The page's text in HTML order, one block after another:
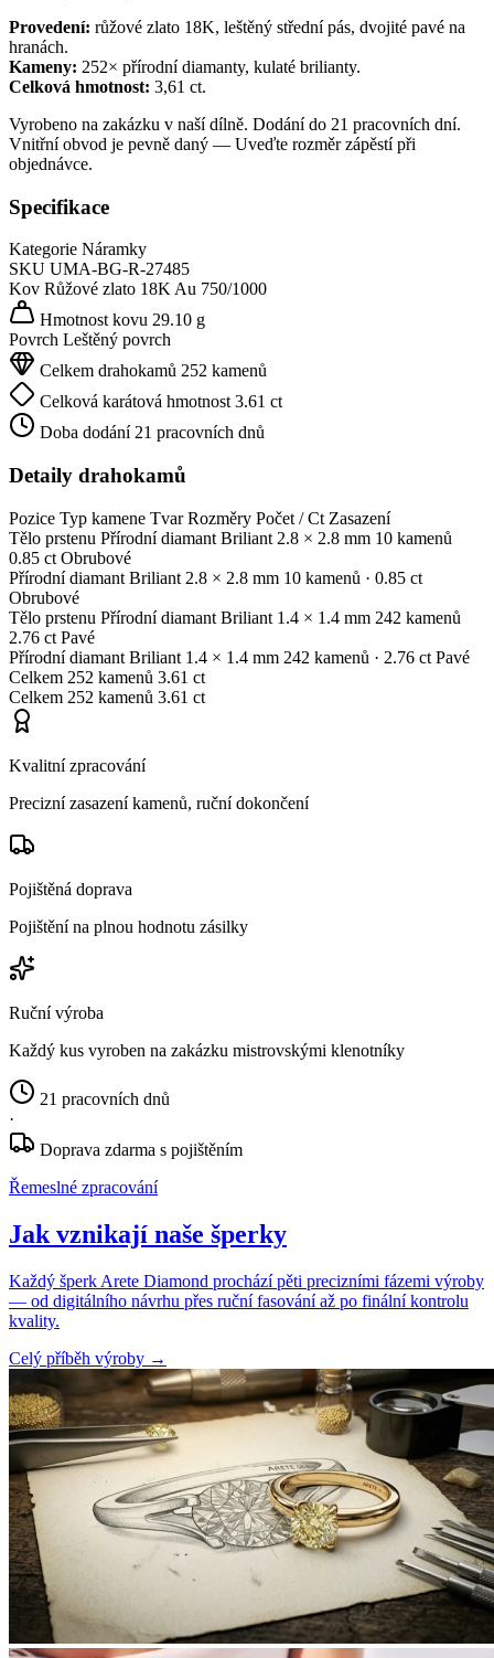
Provedení: růžové zlato 18K, leštěný střední pás, dvojité pavé na
hranách.
Kameny: 252× přírodní diamanty, kulaté brilianty.
Celková hmotnost: 3,61 ct.
Vyrobeno na zakázku v naší dílně. Dodání do 21 pracovních dní.
Vnitřní obvod je pevně daný — Uveďte rozměr zápěstí při
objednávce.
Specifikace
Kategorie Náramky
SKU UMA-BG-R-27485
Kov Růžové zlato 18KAu 750/1000
Hmotnost kovu 29.10 g
Povrch Leštěný povrch
Celkem drahokamů 252 kamenů
Celková karátová hmotnost 3.61 ct
Doba dodání 21 pracovních dnů
Detaily drahokamů
Pozice Typ kamene Tvar Rozměry Počet / Ct Zasazení
Tělo prstenu Přírodní diamant Briliant 2.8 × 2.8 mm 10 kamenů
0.85 ct Obrubové
Přírodní diamant Briliant 2.8 × 2.8 mm 10 kamenů · 0.85 ct
Obrubové
Tělo prstenu Přírodní diamant Briliant 1.4 × 1.4 mm 242 kamenů
2.76 ct Pavé
Přírodní diamant Briliant 1.4 × 1.4 mm 242 kamenů · 2.76 ct Pavé
Celkem 252 kamenů 3.61 ct
Celkem 252 kamenů 3.61 ct
Kvalitní zpracování
Precizní zasazení kamenů, ruční dokončení
Pojištěná doprava
Pojištění na plnou hodnotu zásilky
Ruční výroba
Každý kus vyroben na zakázku mistrovskými klenotníky
21 pracovních dnů
·
Doprava zdarma s pojištěním
Řemeslné zpracování
Jak vznikají naše šperky
Každý šperk Arete Diamond prochází pěti precizními fázemi výroby
— od digitálního návrhu přes ruční fasování až po finální kontrolu
kvality.
Celý příběh výroby →